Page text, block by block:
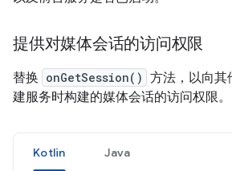
提供对媒体会话的访问权限
替换 onGetSession() 方法，以向其
建服务时构建的媒体会话的访问权限。
Kotlin Java